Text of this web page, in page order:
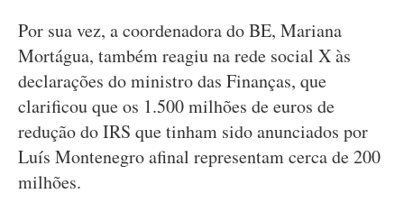
Por sua vez, a coordenadora do BE, Mariana
Mortágua, também reagiu na rede social X às
declarações do ministro das Finanças, que
clarificou que os 1.500 milhões de euros de
redução do IRS que tinham sido anunciados por
Luís Montenegro afinal representam cerca de 200
milhões.